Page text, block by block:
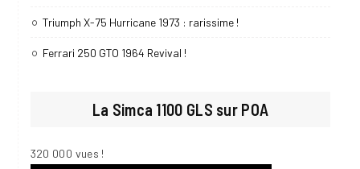
Triumph X-75 Hurricane 1973 : rarissime !
Ferrari 250 GTO 1964 Revival !
La Simca 1100 GLS sur POA
320 000 vues !